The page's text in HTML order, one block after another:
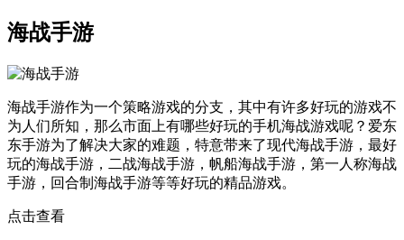
海战手游
海战手游作为一个策略游戏的分支，其中有许多好玩的游戏不
为人们所知，那么市面上有哪些好玩的手机海战游戏呢？爱东
东手游为了解决大家的难题，特意带来了现代海战手游，最好
玩的海战手游，二战海战手游，帆船海战手游，第一人称海战
手游，回合制海战手游等等好玩的精品游戏。
点击查看